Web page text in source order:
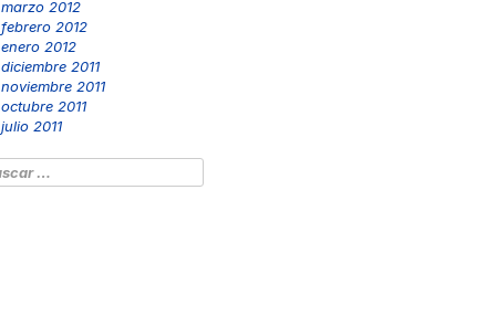
marzo 2012
febrero 2012
enero 2012
diciembre 2011
noviembre 2011
octubre 2011
julio 2011